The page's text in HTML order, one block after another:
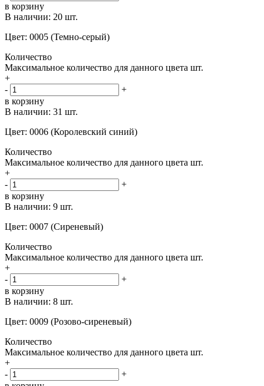
в корзину
В наличии: 20 шт.
Цвет: 0005 (Темно-серый)
Количество
Максимальное количество для данного цвета шт.
+
-
+
в корзину
В наличии: 31 шт.
Цвет: 0006 (Королевский синий)
Количество
Максимальное количество для данного цвета шт.
+
-
+
в корзину
В наличии: 9 шт.
Цвет: 0007 (Сиреневый)
Количество
Максимальное количество для данного цвета шт.
+
-
+
в корзину
В наличии: 8 шт.
Цвет: 0009 (Розово-сиреневый)
Количество
Максимальное количество для данного цвета шт.
+
-
+